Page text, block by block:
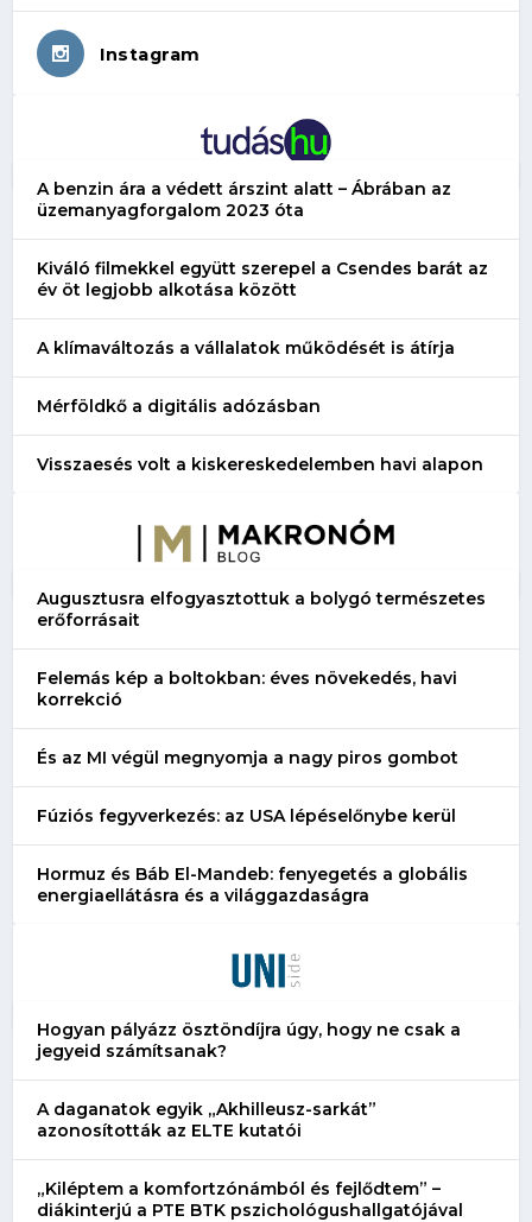
Instagram
A benzin ára a védett árszint alatt – Ábrában az
üzemanyagforgalom 2023 óta
Kiváló filmekkel együtt szerepel a Csendes barát az
év öt legjobb alkotása között
A klímaváltozás a vállalatok működését is átírja
Mérföldkő a digitális adózásban
Visszaesés volt a kiskereskedelemben havi alapon
Augusztusra elfogyasztottuk a bolygó természetes
erőforrásait
Felemás kép a boltokban: éves növekedés, havi
korrekció
És az MI végül megnyomja a nagy piros gombot
Fúziós fegyverkezés: az USA lépéselőnybe kerül
Hormuz és Báb El-Mandeb: fenyegetés a globális
energiaellátásra és a világgazdaságra
Hogyan pályázz ösztöndíjra úgy, hogy ne csak a
jegyeid számítsanak?
A daganatok egyik „Akhilleusz-sarkát”
azonosították az ELTE kutatói
„Kiléptem a komfortzónámból és fejlődtem” –
diákinterjú a PTE BTK pszichológushallgatójával